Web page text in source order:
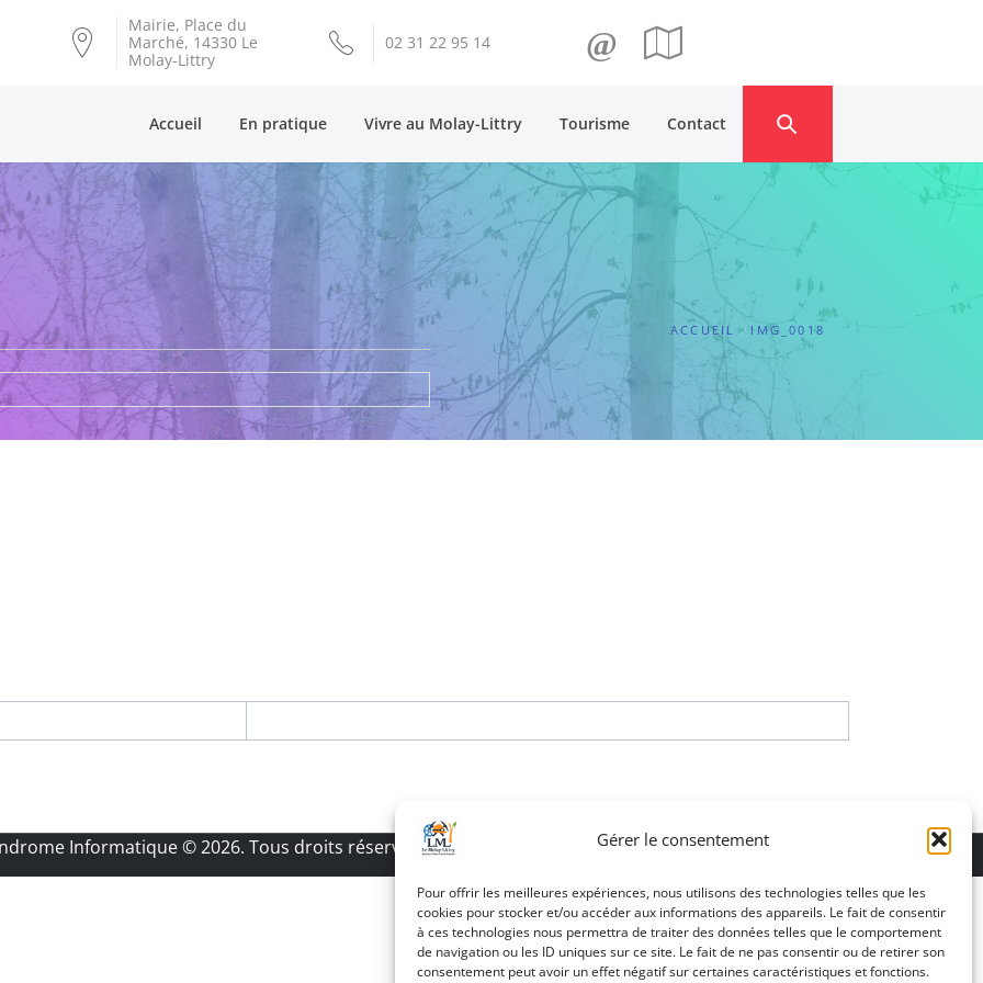
Gérer le consentement
Pour offrir les meilleures expériences, nous utilisons des technologies telles que les
cookies pour stocker et/ou accéder aux informations des appareils. Le fait de consentir
à ces technologies nous permettra de traiter des données telles que le comportement
de navigation ou les ID uniques sur ce site. Le fait de ne pas consentir ou de retirer son
consentement peut avoir un effet négatif sur certaines caractéristiques et fonctions.
Mairie, Place du
Marché, 14330 Le
Molay-Littry
02 31 22 95 14 @
Accueil En pratique Vivre au Molay-Littry Tourisme Contact
ACCUEIL IMG_0018
Informatique© 2026. Tous droits réservés.|Mentions légales